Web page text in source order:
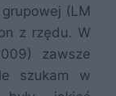
Lipsk 1:3, 2:0
(LM
z rzędu. W
zawsze
szukam w